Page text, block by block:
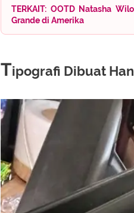
TERKAIT: OOTD Natasha
Grande di Amerika
Tipografi Dibuat